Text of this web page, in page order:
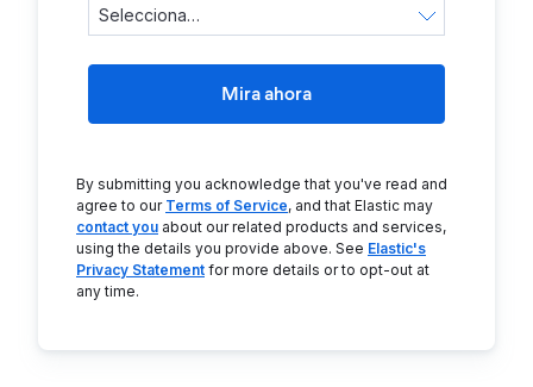
Mira ahora
By submitting you acknowledge that you've read and
agree to our Terms of Service, and that Elastic may
contact you about our related products and services,
using the details you provide above. See Elastic's
Privacy Statement for more details or to opt-out at
any time.